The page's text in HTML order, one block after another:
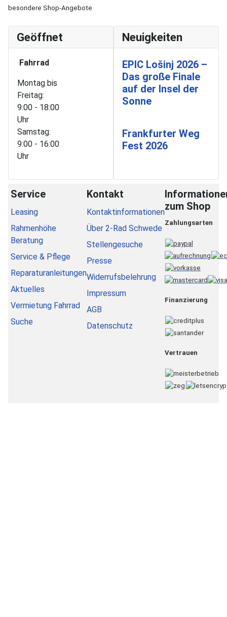
besondere Shop-Angebote
Geöffnet
Fahrrad
Montag bis
Freitag:
9:00 - 18:00
Uhr
Samstag:
9:00 - 16:00
Uhr
Neuigkeiten
EPIC Lošinj 2026 –
Das große Finale
auf der Insel der
Sonne
Frankfurter Weg
Fest 2026
Service
Leasing
Rahmenhöhe
Beratung
Service & Pflege
Reparaturanleitungen
Aktuelles
Vermietung Fahrrad
Suche
Kontakt
Kontaktinformationen
Über 2-Rad Schwede
Stellengesuche
Presse
Widerrufsbelehrung
Impressum
AGB
Datenschutz
zum Shop
Zahlungsarten
Finanzierung
Vertrauen